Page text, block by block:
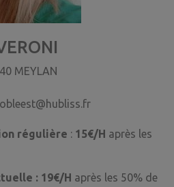
MEYLAN
régulière : 15€/H après les
: 19€/H après les 50% de